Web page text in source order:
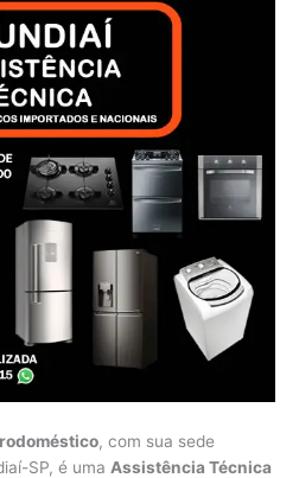
, com sua sede
SP, é uma Assistência Técnica